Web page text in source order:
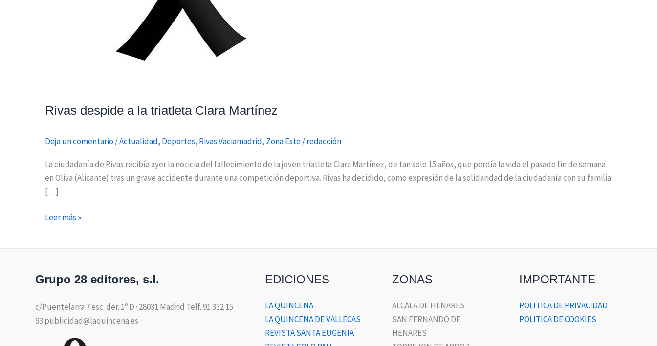
Rivas despide a la triatleta Clara Martínez
Deja un comentario/Actualidad, Deportes, Rivas Vaciamadrid, Zona Este/redacción
La ciudadanía de Rivas recibía ayer la noticia del fallecimiento de la joven triatleta Clara Martínez, de tan solo 15 años, que perdía la vida el pasado fin de semana
en Oliva (Alicante) tras un grave accidente durante una competición deportiva. Rivas ha decidido, como expresión de la solidaridad de la ciudadanía con su familia
[…]
Leer más »
Grupo 28 editores, s.l.
c/Puentelarra 7 esc. der. 1º D · 28031 Madrid Telf. 91 332 15
93 publicidad@laquincena.es
EDICIONES
LA QUINCENA
LA QUINCENA DE VALLECAS
REVISTA SANTA EUGENIA
ZONAS
ALCALA DE HENARES
SAN FERNANDO DE
HENARES
IMPORTANTE
POLITICA DE PRIVACIDAD
POLITICA DE COOKIES